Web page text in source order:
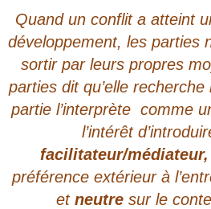
Quand un conflit a atteint
développement, les parties
sortir par leurs propres
parties dit qu’elle recherche
partie l’interprète comme
l’intérêt
facilitateur/médiateur,
préférence extérieur à
et neutre sur le